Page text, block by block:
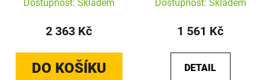
Dostupnost: Skladem
2 363 Kč
DO KOŠÍKU
Dostupnost: Skladem
1 561 Kč
DETAIL